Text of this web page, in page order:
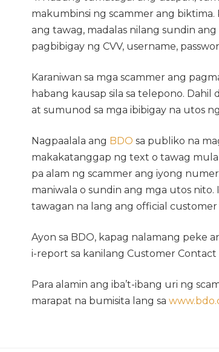
makumbinsi ng scammer ang
ang tawag, madalas nilang sundin
pagbibigay ng CVV, username,
Karaniwan sa mga scammer ang
habang kausap sila sa telepono.
at sumunod sa mga ibibigay na utos
Nagpaalala ang BDO sa publiko na
makakatanggap ng text o tawag
pa alam ng scammer ang iyong
maniwala o sundin ang mga utos
tawagan na lang ang official customer
Ayon sa BDO, kapag nalamang peke
i-report sa kanilang Customer Contact
Para alamin ang iba’t-ibang uri ng
marapat na bumisita lang sa